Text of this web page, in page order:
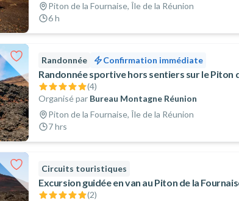
Piton de la Fournaise, Île de la Réunion
6 h
Randonnée Confirmation immédiate
Randonnée sportive hors sentiers sur le Piton
(4)
Organisé par Bureau Montagne Réunion
Piton de la Fournaise, Île de la Réunion
7 hrs
Circuits touristiques
Excursion guidée en van au Piton de la
(2)